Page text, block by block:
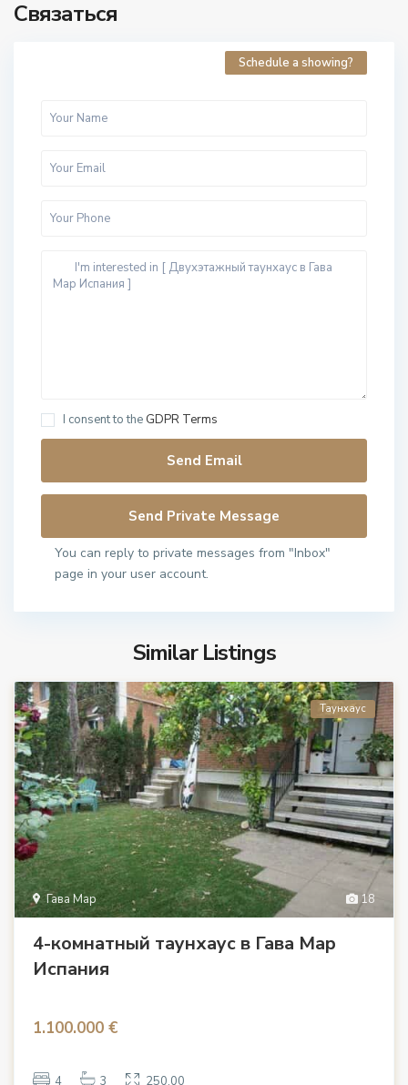
Связаться
Schedule a showing?
I consent to the GDPR Terms
You can reply to private messages from "Inbox"
page in your user account.
Similar Listings
18
Гава Мар
Таунхаус
4-комнатный таунхаус в Гава Мар
Испания
1.100.000 €
4 3 250.00